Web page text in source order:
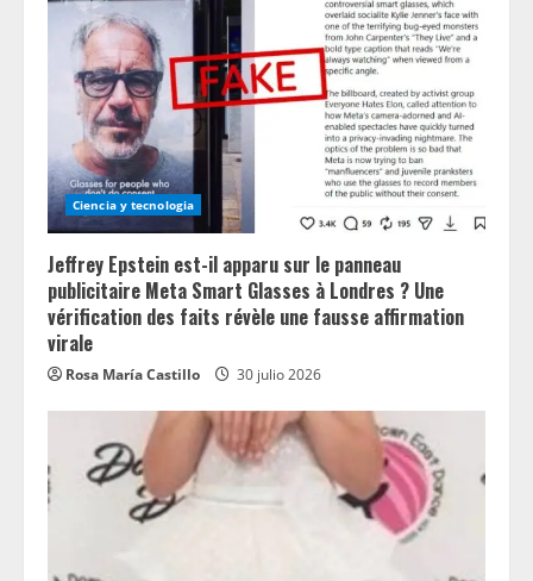
Ciencia y tecnologia
Jeffrey Epstein est-il apparu sur le panneau
publicitaire Meta Smart Glasses à Londres ? Une
vérification des faits révèle une fausse affirmation
virale
Rosa María Castillo 30 julio 2026